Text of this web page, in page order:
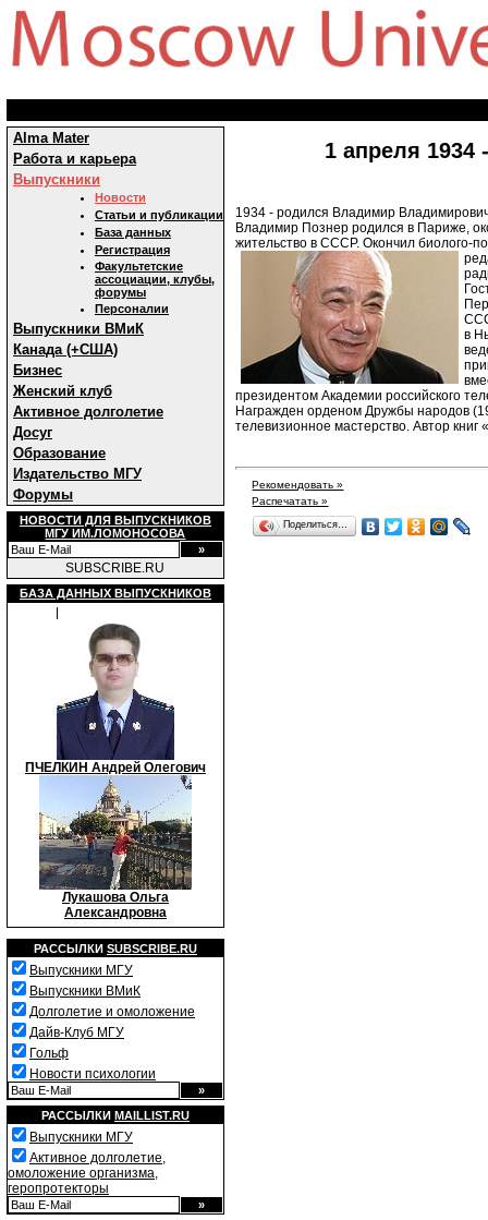
Alma Mater
Работа и карьера
Выпускники
Новости
Статьи и публикации
База данных
Регистрация
Факультетские
ассоциации, клубы,
форумы
Персоналии
Выпускники ВМиК
Канада (+США)
Бизнес
Женский клуб
Активное долголетие
Досуг
Образование
Издательство МГУ
Форумы
НОВОСТИ ДЛЯ ВЫПУСКНИКОВ
МГУ ИМ.ЛОМОНОСОВА
SUBSCRIBE.RU
БАЗА ДАННЫХ ВЫПУСКНИКОВ
ПЧЕЛКИН Андрей Олегович
Лукашова Ольга
Александровна
РАССЫЛКИ SUBSCRIBE.RU
Выпускники МГУ
Выпускники ВМиК
Долголетие и омоложение
Дайв-Клуб МГУ
Гольф
Новости психологии
РАССЫЛКИ MAILLIST.RU
Выпускники МГУ
Активное долголетие,
омоложение организма,
геропротекторы
1 апреля
1934 - родился Владимир
Владимир Познер родился в Париже,
жительство в СССР. Окончил биолого-
в
президентом Академии российского
Награжден орденом Дружбы народов
телевизионное мастерство. Автор
Рекомендовать »
Распечатать »
Поделиться…